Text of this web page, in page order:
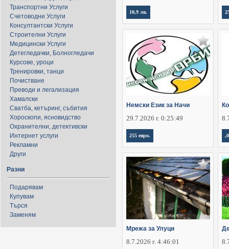
Транспортни Услуги
Счетоводни Услуги
Консултантски Услуги
Строителни Услуги
Медицински Услуги
Детегледачки, Болногледачи
Курсове, уроци
Тренировки, танци
Почистване
Преводи и легализация
Хамалски
Сватба, кетъринг, събития
Хороскопи, ясновидство
Охранителни, детективски
Интернет услуги
Рекламни
Други
Разни
Подарявам
Купувам
Търся
Заменям
10,9 лв.
Немски Език за Начи
29.7.2026 г. 0:25:49
255 евро.
Мрежа за Улуци
8.7.2026 г. 4:46:01